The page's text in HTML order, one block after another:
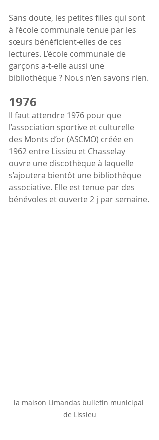
Sans doute, les petites filles qui sont
à l’école communale tenue par les
sœurs bénéficient-elles de ces
lectures. L’école communale de
garçons a-t-elle aussi une
bibliothèque ? Nous n’en savons rien.
1976
Il faut attendre 1976 pour que
l’association sportive et culturelle
des Monts d’or (ASCMO) créée en
1962 entre Lissieu et Chasselay
ouvre une discothèque à laquelle
s’ajoutera bientôt une bibliothèque
associative. Elle est tenue par des
bénévoles et ouverte 2 j par semaine.
la maison Limandas bulletin municipal
de Lissieu